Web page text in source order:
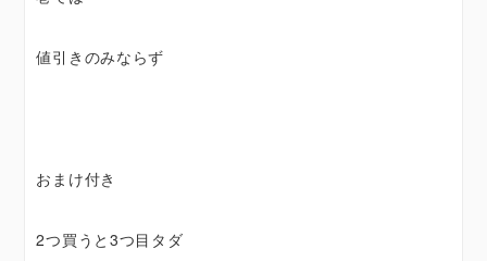
値引きのみならず
おまけ付き
2つ買うと3つ目タダ